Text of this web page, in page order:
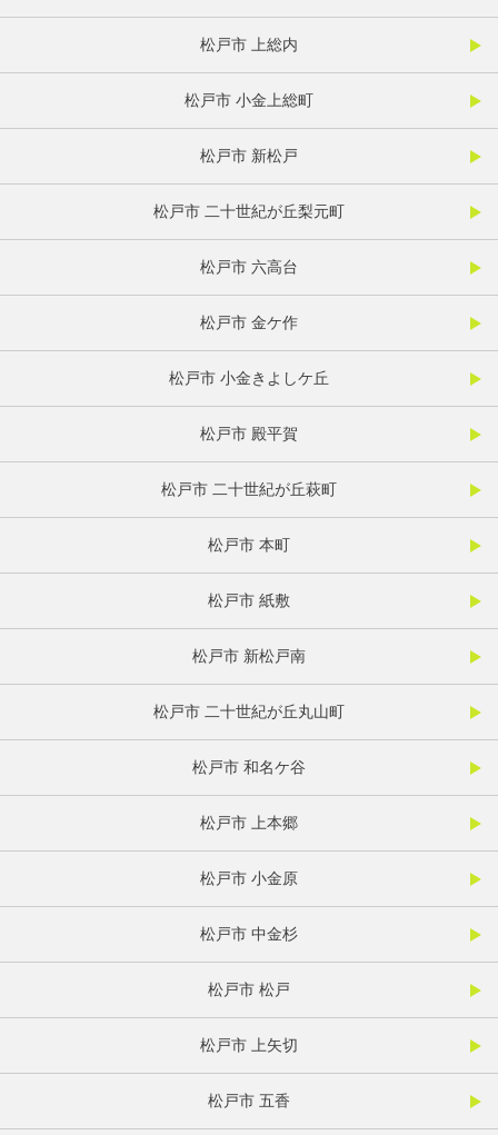
松戸市 上総内
松戸市 小金上総町
松戸市 新松戸
松戸市 二十世紀が丘梨元町
松戸市 六高台
松戸市 金ケ作
松戸市 小金きよしケ丘
松戸市 殿平賀
松戸市 二十世紀が丘萩町
松戸市 本町
松戸市 紙敷
松戸市 新松戸南
松戸市 二十世紀が丘丸山町
松戸市 和名ケ谷
松戸市 上本郷
松戸市 小金原
松戸市 中金杉
松戸市 松戸
松戸市 上矢切
松戸市 五香